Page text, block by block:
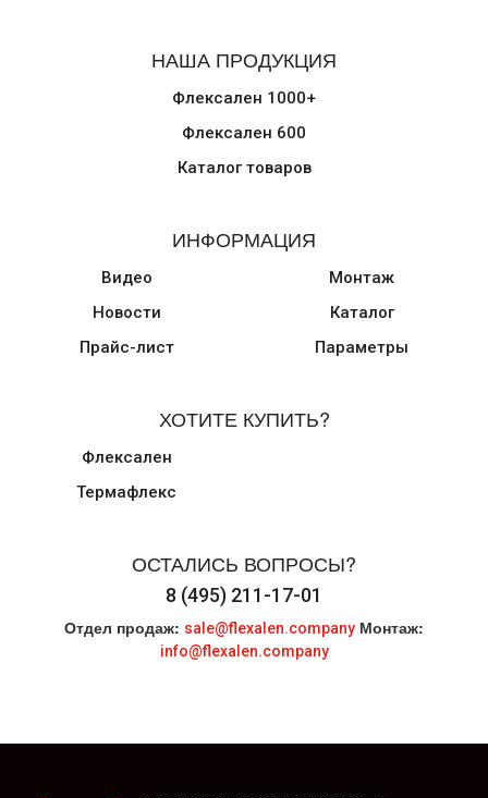
НАША ПРОДУКЦИЯ
Флексален 1000+
Флексален 600
Каталог товаров
ИНФОРМАЦИЯ
Видео
Новости
Прайс-лист
Монтаж
Каталог
Параметры
ХОТИТЕ КУПИТЬ?
Флексален
Термафлекс
ОСТАЛИСЬ ВОПРОСЫ?
8 (495) 211-17-01
Отдел продаж: sale@flexalen.company Монтаж:
info@flexalen.company